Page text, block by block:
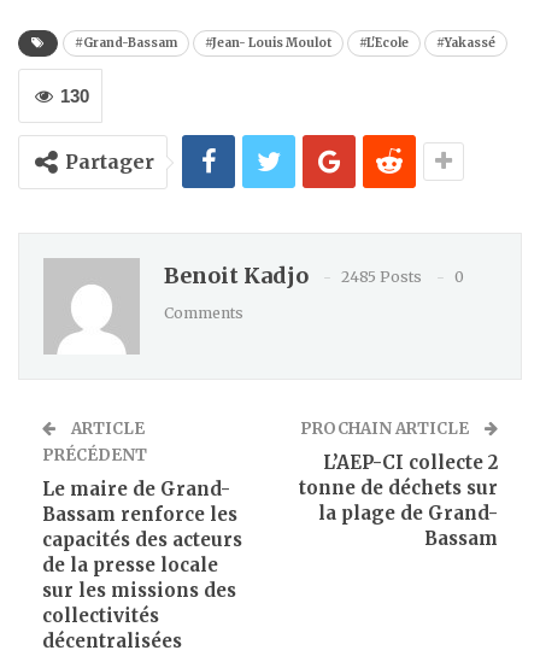
#Grand-Bassam #Jean- Louis Moulot #L'Ecole #Yakassé
130
Partager
Benoit Kadjo 2485 Posts
0
Comments
ARTICLE
PRÉCÉDENT
Le maire de Grand-
Bassam renforce les
capacités des acteurs
de la presse locale
sur les missions des
collectivités
décentralisées
PROCHAIN ARTICLE
L’AEP-CI collecte 2
tonne de déchets sur
la plage de Grand-
Bassam